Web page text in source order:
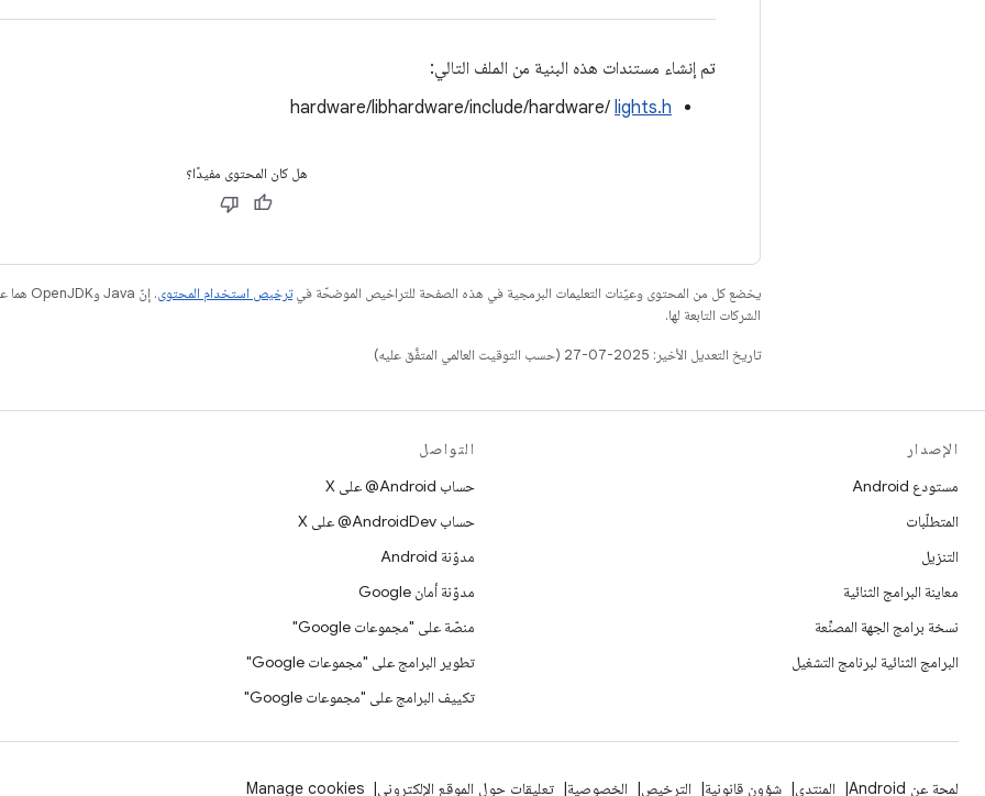
تم إنشاء مستندات هذه البنية من الملف التالي:
hardware/libhardware/include/hardware/ lights.h
هل كان المحتوى مفيدًا؟
يخضع كل من المحتوى وعيّنات التعليمات البرمجية في هذه الصفحة للتراخيص الموضحّة فيترخيص استخدام المحتوى
الشركات التابعة لها.
تاريخ التعديل الأخير: 2025-07-27 (حسب التوقيت العالمي المتفَّق عليه)
الإصدار
مستودع Android
المتطلّبات
التنزيل
معاينة البرامج الثنائية
نسخة برامج الجهة المصنِّعة
البرامج الثنائية لبرنامج التشغيل
التواصل
حساب ‎@Android على X
حساب ‎@AndroidDev على X
مدوّنة Android
مدوّنة أمان Google
منصّة على "مجموعات Google"
تطوير البرامج على "مجموعات Google"
تكييف البرامج على "مجموعات Google"
لمحة عن Android المنتدى شؤون قانونية الترخيص الخصوصية تعليقات حول الموقع الإلكتروني Manage cookies